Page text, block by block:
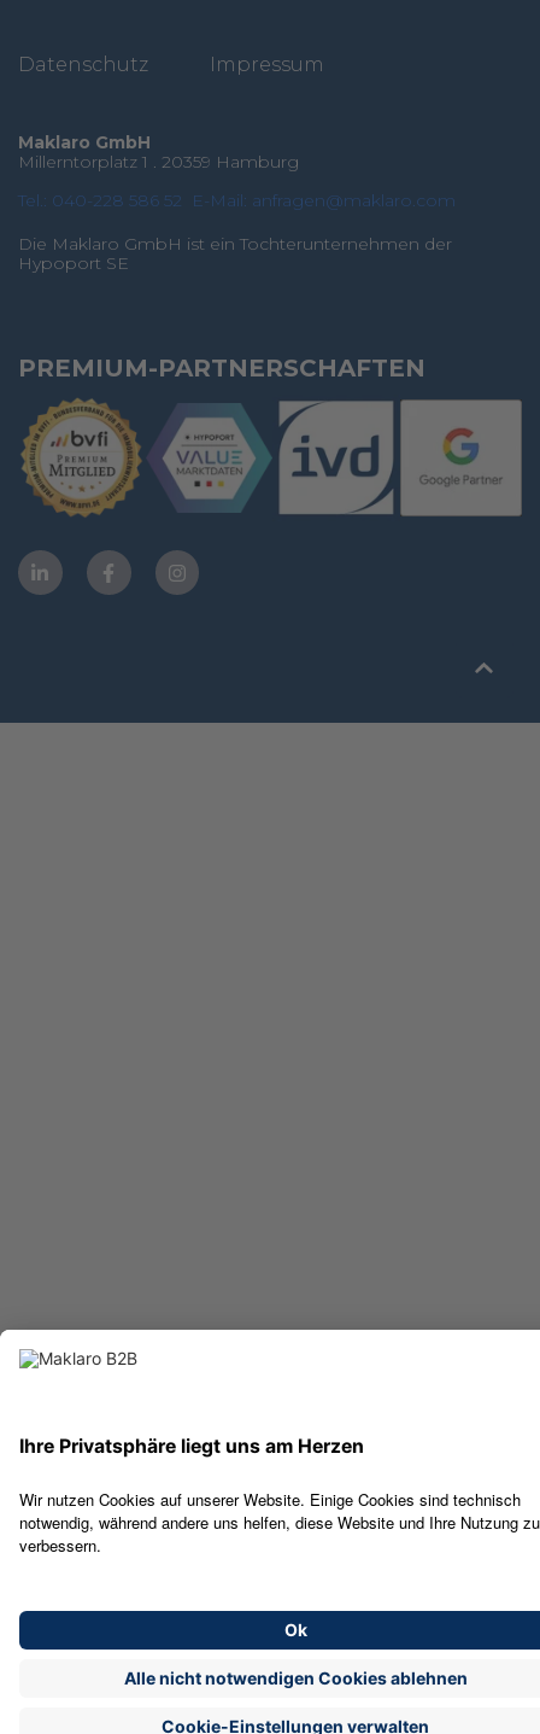
Datenschutz Impressum
Maklaro GmbH
Millerntorplatz 1 . 20359 Hamburg
Tel.: 040-228 586 52
E-Mail: anfragen@maklaro.com
Die Maklaro GmbH ist ein Tochterunternehmen der
Hypoport SE
PREMIUM-PARTNERSCHAFTEN